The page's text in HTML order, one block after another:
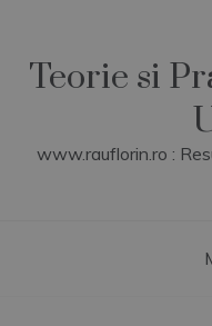
contentTeorie si
www.rauflorin.ro :